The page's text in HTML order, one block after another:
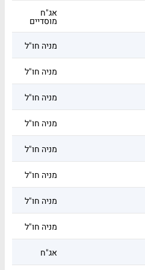
אג"ח
מוסדיים
מניה חו"ל
מניה חו"ל
מניה חו"ל
מניה חו"ל
מניה חו"ל
מניה חו"ל
מניה חו"ל
מניה חו"ל
אג"ח